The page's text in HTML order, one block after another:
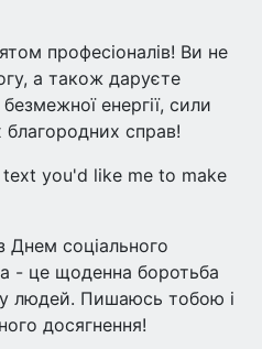
професіоналів! Ви не
а також даруєте
енергії, сили
справ!
text you'd like me to make
соціального
- це щоденна боротьба
людей. Пишаюсь тобою і
досягнення!